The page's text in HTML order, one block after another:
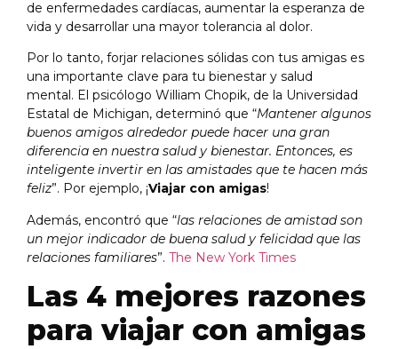
de enfermedades cardíacas, aumentar la esperanza de
vida y desarrollar una mayor tolerancia al dolor.
Por lo tanto, forjar relaciones sólidas con tus amigas es
una importante clave para tu bienestar y salud
mental. El psicólogo William Chopik, de la Universidad
Estatal de Michigan, determinó que “Mantener algunos
buenos amigos alrededor puede hacer una gran
diferencia en nuestra salud y bienestar. Entonces, es
inteligente invertir en las amistades que te hacen más
feliz”. Por ejemplo, ¡Viajar con amigas!
Además, encontró que “las relaciones de amistad son
un mejor indicador de buena salud y felicidad que las
relaciones familiares”. The New York Times
Las 4 mejores razones
para viajar con amigas